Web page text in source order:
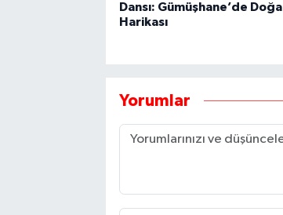
Dansı: Gümüşhane’de Doğa
Harikası
Yorumlar